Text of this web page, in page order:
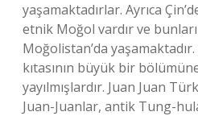
yaşamaktadırlar. Ayrıca
etnik Moğol vardır ve
Moğolistan’da
kıtasının büyük bir
yayılmışlardır. Juan Juan
Juan-Juanlar, antik Tung-